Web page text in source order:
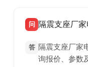
问 隔震支座厂
答 隔震支座厂家
询报价、参数